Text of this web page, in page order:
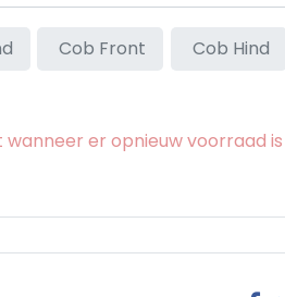
Cob Front Cob Hind
er opnieuw voorraad is